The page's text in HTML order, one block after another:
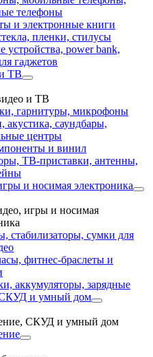
телефоны
и электронные книги
пленки, стилусы
устройства, power bank,
гаджетов
ТВ
и ТВ
гарнитуры, микрофоны
акустика, саундбары,
центры
и винил
ТВ-приставки, антенны,
и носимая электроника
игры и носимая
стабилизаторы, сумки для
фитнес-браслеты и
аккумуляторы, зарядные
и умный дом
СКУД и умный дом